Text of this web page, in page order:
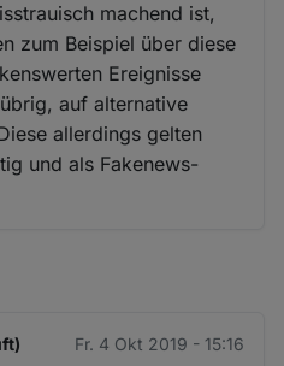
machend ist,
zum Beispiel über diese
Ereignisse
auf alternative
allerdings gelten
und als Fakenews-
Fr. 4 Okt 2019 - 15:16